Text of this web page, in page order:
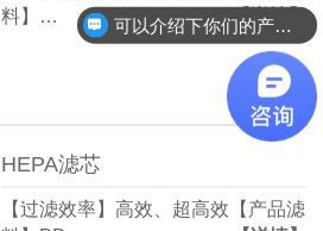
料】…
【详情】
HEPA滤芯
【过滤效率】高效、超高效【产品滤
可以介绍下你们的产品么？
你们是怎么报价的呢？